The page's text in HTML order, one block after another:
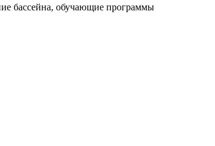
бассейна, обучающие программы